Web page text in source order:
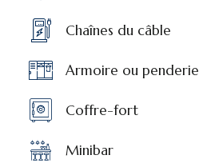
Chaînes du câble
Armoire ou penderie
Coffre-fort
Minibar